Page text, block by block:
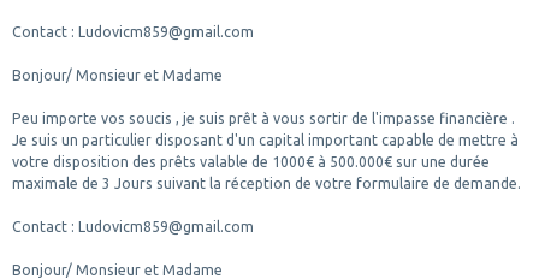
Contact : Ludovicm859@gmail.com
Bonjour/ Monsieur et Madame
Peu importe vos soucis , je suis prêt à vous sortir de l'impasse financière .
Je suis un particulier disposant d'un capital important capable de mettre à
votre disposition des prêts valable de 1000€ à 500.000€ sur une durée
maximale de 3 Jours suivant la réception de votre formulaire de demande.
Contact : Ludovicm859@gmail.com
Bonjour/ Monsieur et Madame